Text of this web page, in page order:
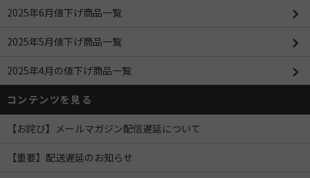
2025年6月値下げ商品一覧
2025年5月値下げ商品一覧
2025年4月の値下げ商品一覧
コンテンツを見る
【お詫び】メールマガジン配信遅延について
【重要】配送遅延のお知らせ